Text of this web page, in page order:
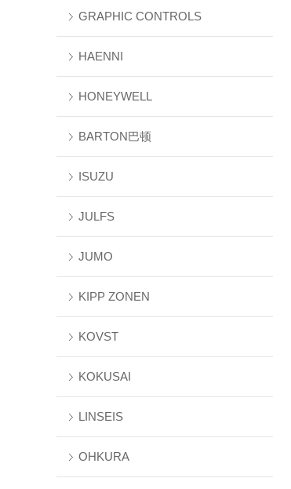
GRAPHIC CONTROLS
HAENNI
HONEYWELL
BARTON巴顿
ISUZU
JULFS
JUMO
KIPP ZONEN
KOVST
KOKUSAI
LINSEIS
OHKURA